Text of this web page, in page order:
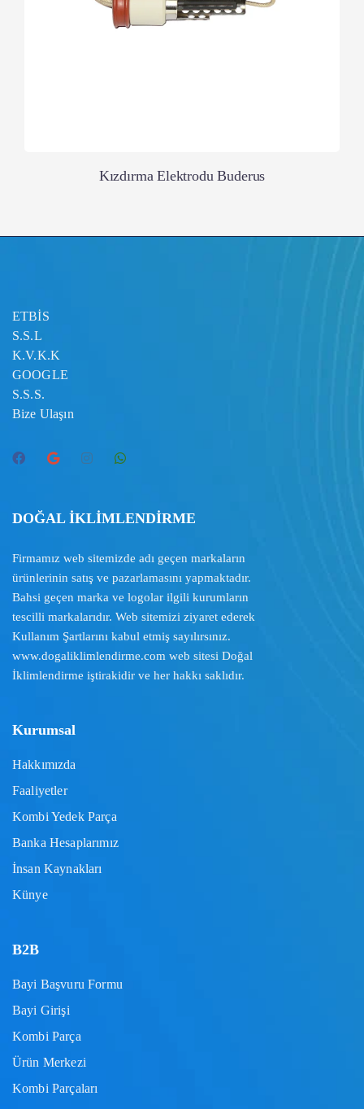
Kızdırma Elektrodu Buderus
ETBİS
S.S.L
K.V.K.K
GOOGLE
S.S.S.
Bize Ulaşın
DOĞAL İKLİMLENDİRME
Firmamız web sitemizde adı geçen markaların
ürünlerinin satış ve pazarlamasını yapmaktadır.
Bahsi geçen marka ve logolar ilgili kurumların
tescilli markalarıdır. Web sitemizi ziyaret ederek
Kullanım Şartlarını kabul etmiş sayılırsınız.
www.dogaliklimlendirme.com web sitesi Doğal
İklimlendirme iştirakidir ve her hakkı saklıdır.
Kurumsal
Hakkımızda
Faaliyetler
Kombi Yedek Parça
Banka Hesaplarımız
İnsan Kaynakları
Künye
B2B
Bayi Başvuru Formu
Bayi Girişi
Kombi Parça
Ürün Merkezi
Kombi Parçaları